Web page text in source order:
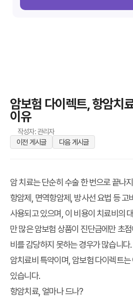
암보험 다이렉트, 항암치
이유
작성자: 관리자
이전 게시글
다음 게시글
암 치료는 단순히 수술 한 번으로 끝나
항암제, 면역항암제, 방사선 요법 등 고
사용되고 있으며, 이 비용이 치료비의
만 많은 암보험 상품이 진단금에만 초
비를 감당하지 못하는 경우가 많습니
암치료비 특약이며, 암보험 다이렉트는
있습니다.
항암치료, 얼마나 드나?